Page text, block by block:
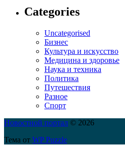
Categories
Uncategorised
Бизнес
Культура и искусство
Медицина и здоровье
Наука и техника
Политика
Путешествия
Разное
Спорт
Новостной портал © 2026
Тема от WP Puzzle